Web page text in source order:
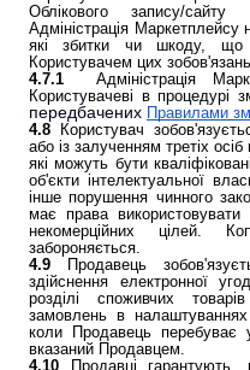
Облікового запису/
Адміністрація Маркетплейсу
які збитки чи шкоду, що
Користувачем цих
4.7.1
Адміністрація
Користувачеві в процедурі
передбачених Правилами
4.8
Користувач
або із залученням третіх
які можуть бути
об'єкти інтелектуальної
інше порушення чинного
має права
некомерційних цілей.
забороняється.
4.9
Продавець
здійснення електронної
розділі споживчих
замовлень в налаштуваннях
коли Продавець перебуває
вказаний Продавцем.
4.10 Продавці